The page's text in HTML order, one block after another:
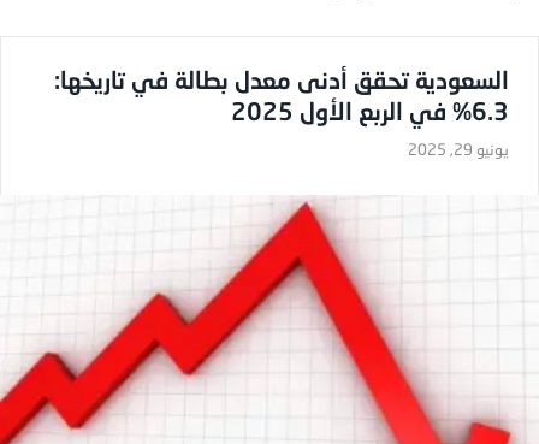
السعودية تحقق أدنى معدل بطالة في تاريخها:
6.3% في الربع الأول 2025
يونيو 29, 2025